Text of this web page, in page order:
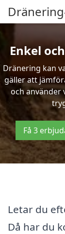
Enkel
Dränering kan
gäller att
och använder
Få 3
Letar du
Då har du